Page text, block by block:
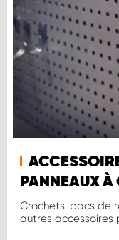
PANNEAUX À
Crochets, bacs de
autres accessoires